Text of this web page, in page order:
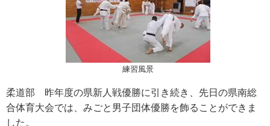
練習風景
柔道部 昨年度の県新人戦優勝に引き続き、先日の県南総
合体育大会では、みごと男子団体優勝を飾ることができま
した。